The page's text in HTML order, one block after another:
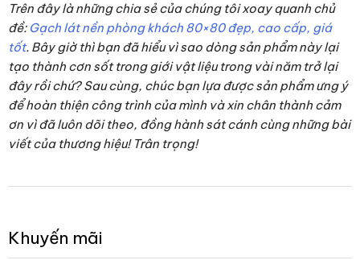
Trên đây là những chia sẻ của chúng tôi xoay quanh chủ
đề: Gạch lát nền phòng khách 80×80 đẹp, cao cấp, giá
tốt. Bây giờ thì bạn đã hiểu vì sao dòng sản phẩm này lại
tạo thành cơn sốt trong giới vật liệu trong vài năm trở lại
đây rồi chứ? Sau cùng, chúc bạn lựa được sản phẩm ưng ý
để hoàn thiện công trình của mình và xin chân thành cảm
ơn vì đã luôn dõi theo, đồng hành sát cánh cùng những bài
viết của thương hiệu! Trân trọng!
Khuyến mãi